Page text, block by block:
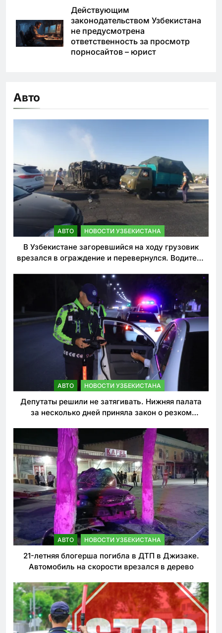
Действующим
законодательством Узбекистана
не предусмотрена
ответственность за просмотр
порносайтов – юрист
Авто
АВТО НОВОСТИ УЗБЕКИСТАНА
В Узбекистане загоревшийся на ходу грузовик
врезался в ограждение и перевернулся. Водитель
АВТО НОВОСТИ УЗБЕКИСТАНА
Депутаты решили не затягивать. Нижняя палата
за несколько дней приняла закон о резком
АВТО НОВОСТИ УЗБЕКИСТАНА
21-летняя блогерша погибла в ДТП в Джизаке.
Автомобиль на скорости врезался в дерево